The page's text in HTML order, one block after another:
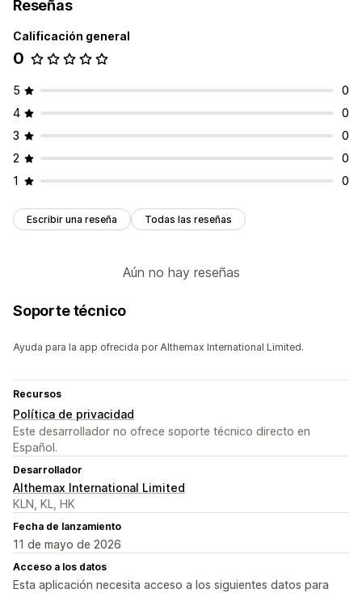
Reseñas
Calificación general
0
5
0
4
0
3
0
2
0
1
0
Escribir una reseña Todas las reseñas
Aún no hay reseñas
Soporte técnico
Ayuda para la app ofrecida por Althemax International Limited.
Recursos
Política de privacidad
Este desarrollador no ofrece soporte técnico directo en
Español.
Desarrollador
Althemax International Limited
KLN, KL, HK
Fecha de lanzamiento
11 de mayo de 2026
Acceso a los datos
Esta aplicación necesita acceso a los siguientes datos para